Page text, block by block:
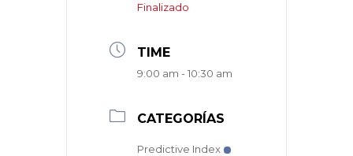
Finalizado
TIME
9:00 am - 10:30 am
CATEGORÍAS
Predictive Index